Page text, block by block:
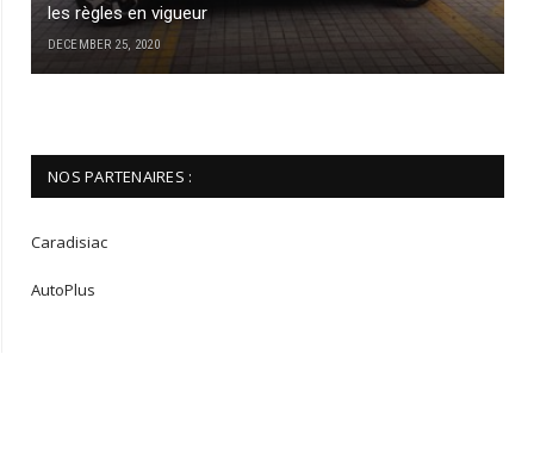
les règles en vigueur
DECEMBER 25, 2020
NOS PARTENAIRES :
Caradisiac
AutoPlus